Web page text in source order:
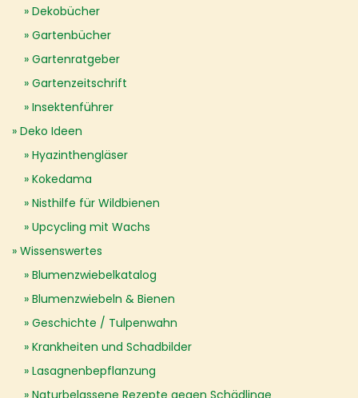
Dekobücher
Gartenbücher
Gartenratgeber
Gartenzeitschrift
Insektenführer
Deko Ideen
Hyazinthengläser
Kokedama
Nisthilfe für Wildbienen
Upcycling mit Wachs
Wissenswertes
Blumenzwiebelkatalog
Blumenzwiebeln & Bienen
Geschichte / Tulpenwahn
Krankheiten und Schadbilder
Lasagnenbepflanzung
Naturbelassene Rezepte gegen Schädlinge